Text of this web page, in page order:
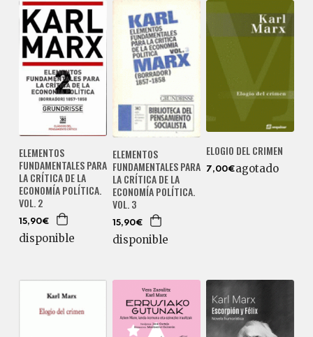
ELEMENTOS
FUNDAMENTALES PARA
LA CRÍTICA DE LA
ECONOMÍA POLÍTICA.
VOL. 2
15,90€
disponible
ELEMENTOS
FUNDAMENTALES PARA
LA CRÍTICA DE LA
ECONOMÍA POLÍTICA.
VOL. 3
15,90€
disponible
ELOGIO DEL CRIMEN
7,00€agotado